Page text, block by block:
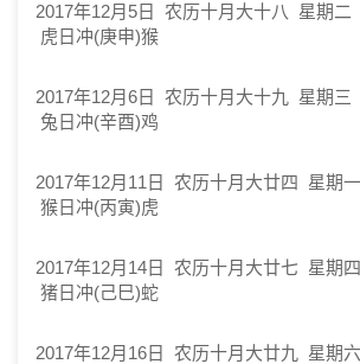
2017年12月5日 农历十月大十八 星期二
虎日冲(庚申)猴
2017年12月6日 农历十月大十九 星期三
兔日冲(辛酉)鸡
2017年12月11日 农历十月大廿四 星期
猴日冲(丙寅)虎
2017年12月14日 农历十月大廿七 星期
猪日冲(己巳)蛇
2017年12月16日 农历十月大廿九 星期